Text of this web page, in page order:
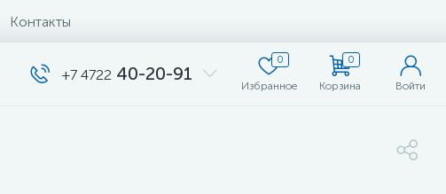
Контакты
+7 4722 40-20-91
0
Избранное
0
Корзина Войти